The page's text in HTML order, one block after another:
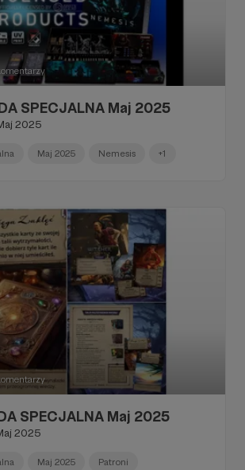
SPECJALNA Maj 2025
2025
Maj 2025 Nemesis +1
SPECJALNA Maj 2025
2025
Maj 2025 Patroni